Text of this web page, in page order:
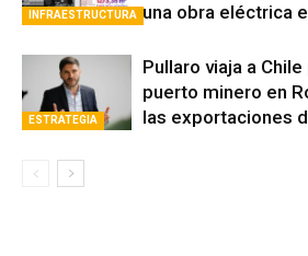
INFRAESTRUCTURA una obra eléctrica
ESTRATEGIA
Pullaro viaja a
puerto minero en
las exportaciones